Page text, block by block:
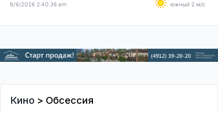
8/6/2026 2:40:37 am
южный 2 м/с
Кино > Обсессия